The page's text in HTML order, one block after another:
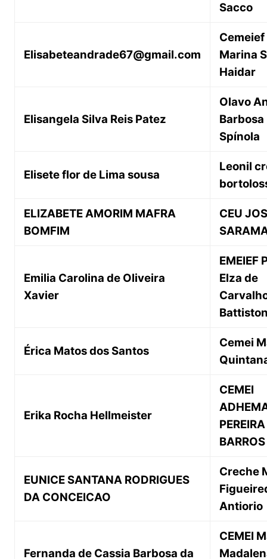
Sacco
Elisabeteandrade67@gmail.com
Cemeief
Marina
Haidar
Elisangela Silva Reis Patez
Olavo
Barbosa
Spínola
Elisete flor de Lima sousa
Leonil
ELIZABETE AMORIM MAFRA
BOMFIM
CEU
Emilia Carolina de Oliveira
Xavier
EMEIEF
Elza de
Érica Matos dos Santos
Cemei
Erika Rocha Hellmeister
CEMEI
BARROS
EUNICE SANTANA RODRIGUES
DA CONCEICAO
Creche
Antiorio
Fernanda de Cassia Barbosa da
CEMEI